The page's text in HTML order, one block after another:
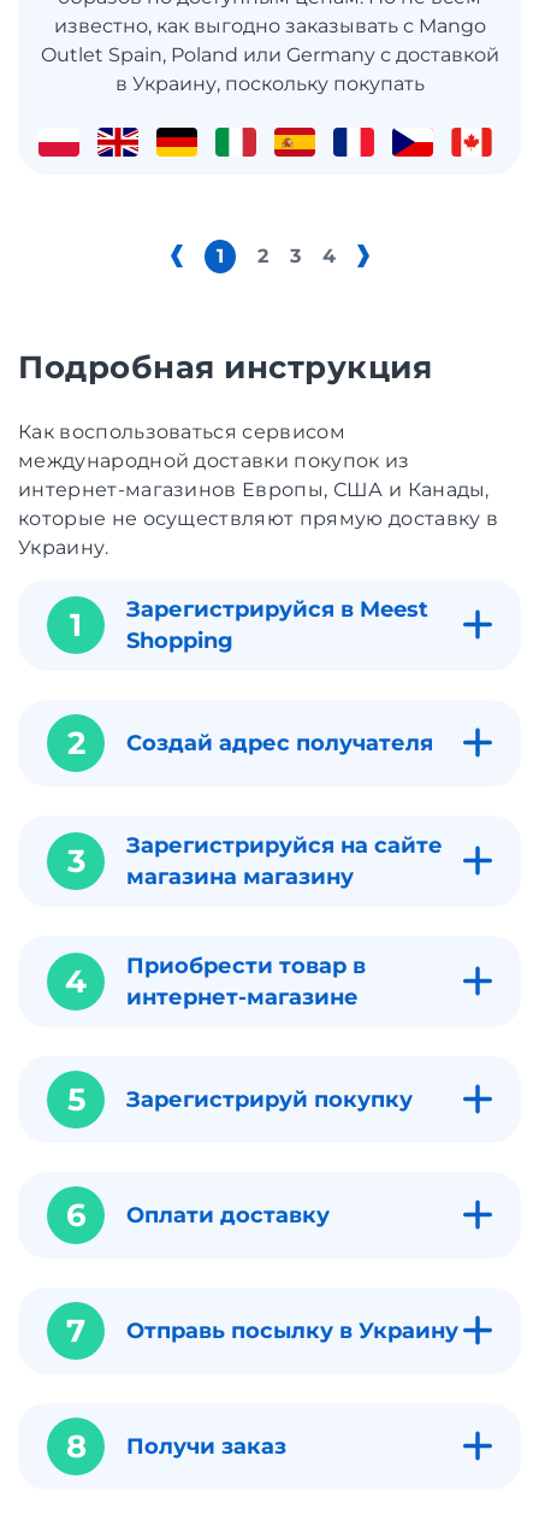
известно, как выгодно заказывать с Mango
Outlet Spain, Poland или Germany с доставкой
в ​​Украину, поскольку покупать
1 2 3 4
Подробная инструкция
Как воспользоваться сервисом
международной доставки покупок из
интернет-магазинов Европы, США и Канады,
которые не осуществляют прямую доставку в
Украину.
1
Зарегистрируйся в Meest
Shopping
2 Создай адрес получателя
3
Зарегистрируйся на сайте
магазина магазину
4
Приобрести товар в
интернет-магазине
5 Зарегистрируй покупку
6 Оплати доставку
7 Отправь посылку в Украину
8 Получи заказ